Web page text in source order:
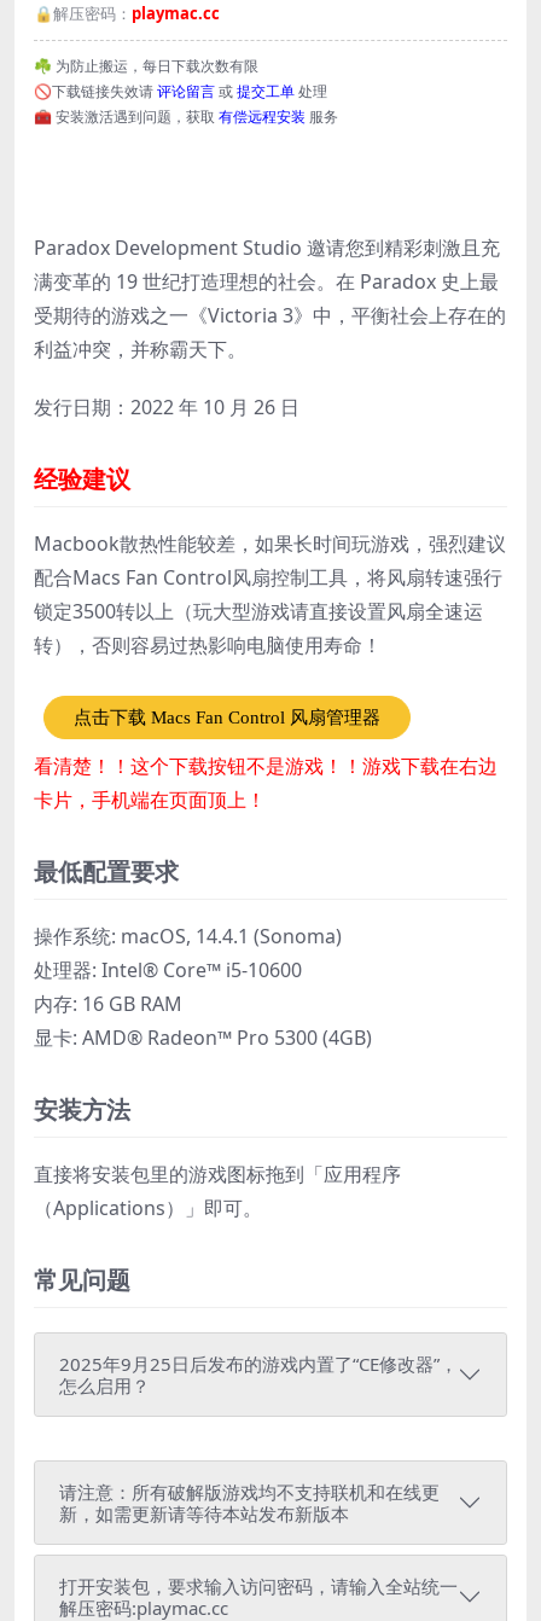
🔒解压密码： playmac.cc
☘️ 为防止搬运，每日下载次数有限
🚫下载链接失效请评论留言或提交工单处理
🧰 安装激活遇到问题，获取 有偿远程安装 服务
Paradox Development Studio 邀请您到精彩刺激且充
满变革的 19 世纪打造理想的社会。在 Paradox 史上最
受期待的游戏之一《Victoria 3》中，平衡社会上存在的
利益冲突，并称霸天下。
发行日期：2022 年 10 月 26 日
经验建议
Macbook散热性能较差，如果长时间玩游戏，强烈建议
配合Macs Fan Control风扇控制工具，将风扇转速强行
锁定3500转以上（玩大型游戏请直接设置风扇全速运
转），否则容易过热影响电脑使用寿命！
点击下载 Macs Fan Control 风扇管理器
看清楚！！这个下载按钮不是游戏！！游戏下载在右边
卡片，手机端在页面顶上！
最低配置要求
操作系统: macOS, 14.4.1 (Sonoma)
处理器: Intel® Core™ i5-10600
内存: 16 GB RAM
显卡: AMD® Radeon™ Pro 5300 (4GB)
安装方法
直接将安装包里的游戏图标拖到「应用程序
（Applications）」即可。
常见问题
2025年9月25日后发布的游戏内置了“CE修改器”，
怎么启用？
请注意：所有破解版游戏均不支持联机和在线更
新，如需更新请等待本站发布新版本
打开安装包，要求输入访问密码，请输入全站统一
解压密码:playmac.cc